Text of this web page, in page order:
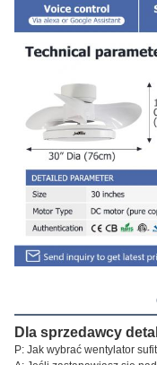
Dla sprzedawcy
P: Jak wybrać wentylator